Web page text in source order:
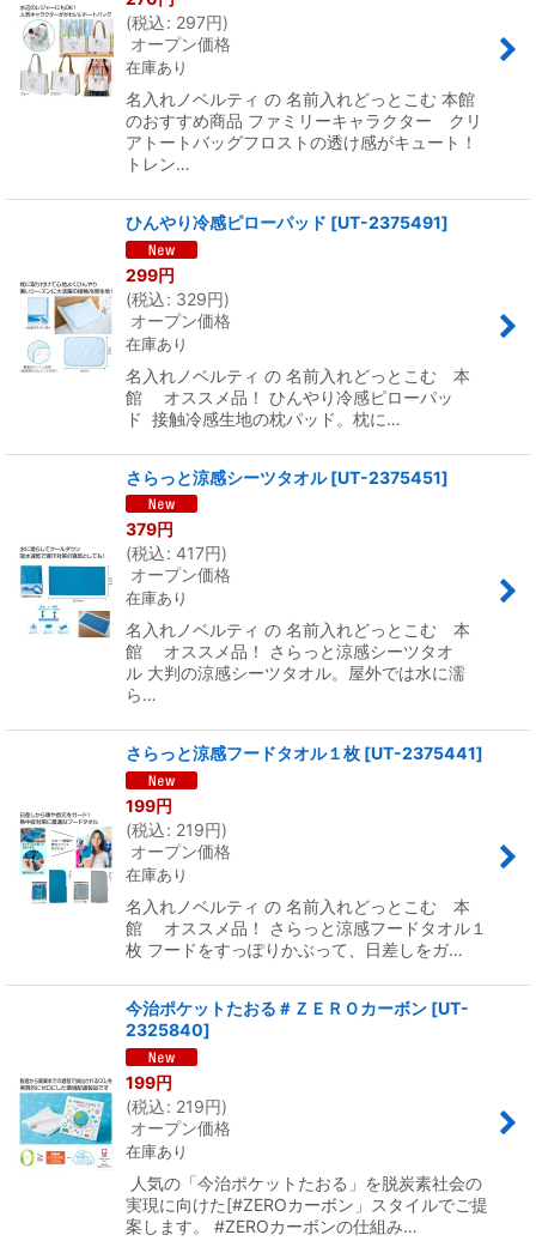
(税込: 297円)
オープン価格
在庫あり
名入れノベルティ の 名前入れどっとこむ 本館
のおすすめ商品 ファミリーキャラクター クリ
アトートバッグフロストの透け感がキュート！
トレン…
ひんやり冷感ピローパッド [UT-2375491]
299円
(税込: 329円)
オープン価格
在庫あり
名入れノベルティ の 名前入れどっとこむ 本
館 オススメ品！ ひんやり冷感ピローパッ
ド 接触冷感生地の枕パッド。枕に…
さらっと涼感シーツタオル [UT-2375451]
379円
(税込: 417円)
オープン価格
在庫あり
名入れノベルティ の 名前入れどっとこむ 本
館 オススメ品！ さらっと涼感シーツタオ
ル 大判の涼感シーツタオル。屋外では水に濡
ら…
さらっと涼感フードタオル１枚 [UT-2375441]
199円
(税込: 219円)
オープン価格
在庫あり
名入れノベルティ の 名前入れどっとこむ 本
館 オススメ品！ さらっと涼感フードタオル１
枚 フードをすっぽりかぶって、日差しをガ…
今治ポケットたおる＃ＺＥＲＯカーボン [UT-
2325840]
199円
(税込: 219円)
オープン価格
在庫あり
人気の「今治ポケットたおる」を脱炭素社会の
実現に向けた[#ZEROカーボン」スタイルでご提
案します。 #ZEROカーボンの仕組み…